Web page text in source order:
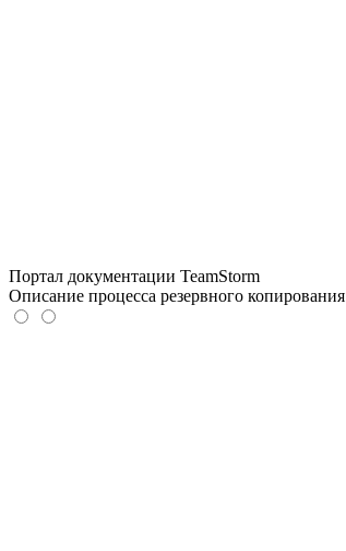
Портал документации TeamStorm
Описание процесса резервного копирования